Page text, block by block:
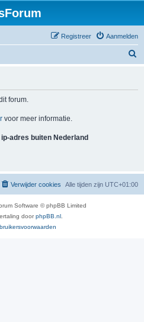
Aanmelden
Registreer
forum.
voor meer informatie.
ip-adres buiten Nederland
Alle tijden zijn UTC+01:00
Verwijder cookies
Software © phpBB Limited
doorphpBB.nl